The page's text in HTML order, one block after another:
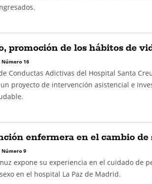
promoción de los hábitos de
Número 16
Conductas Adictivas del Hospital Santa
proyecto de intervención asistencial e
enfermera en el cambio de
Número 9
expone su experiencia en el cuidado de
en el hospital La Paz de Madrid.